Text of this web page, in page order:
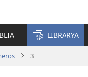
LIBRARYA
3